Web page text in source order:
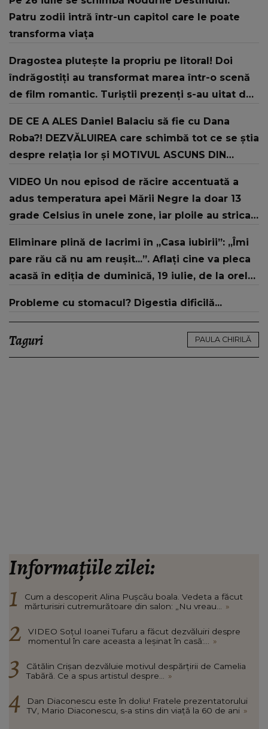
Patru zodii intră într-un capitol care le poate
transforma viața
Dragostea plutește la propriu pe litoral! Doi
îndrăgostiți au transformat marea într-o scenă
de film romantic. Turiștii prezenți s-au uitat de
DE CE A ALES Daniel Balaciu să fie cu Dana
Roba?! DEZVĂLUIREA care schimbă tot ce se știa
despre relația lor și MOTIVUL ASCUNS DIN
«Daniele, te rog, dacă..."
VIDEO Un nou episod de răcire accentuată a
adus temperatura apei Mării Negre la doar 13
grade Celsius în unele zone, iar ploile au stricat
Eliminare plină de lacrimi în „Casa iubirii”: „Îmi
pare rău că nu am reușit...”. Aflați cine va pleca
acasă în ediția de duminică, 19 iulie, de la orele
Probleme cu stomacul? Digestia dificilă...
Taguri PAULA CHIRILĂ
Informațiile zilei:
Cum a descoperit Alina Pușcău boala. Vedeta a făcut
mărturisiri cutremurătoare din salon: „Nu vreau... »
VIDEO Soțul Ioanei Tufaru a făcut dezvăluiri despre
momentul în care aceasta a leșinat în casă:... »
Cătălin Crișan dezvăluie motivul despărțirii de Camelia
Tabără. Ce a spus artistul despre... »
Dan Diaconescu este în doliu! Fratele prezentatorului
TV, Mario Diaconescu, s-a stins din viață la 60 de ani »